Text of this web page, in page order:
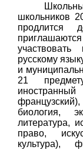
Школьный
школьников
продлится
русскому
и
21
биология,
литература,
право,
культура),